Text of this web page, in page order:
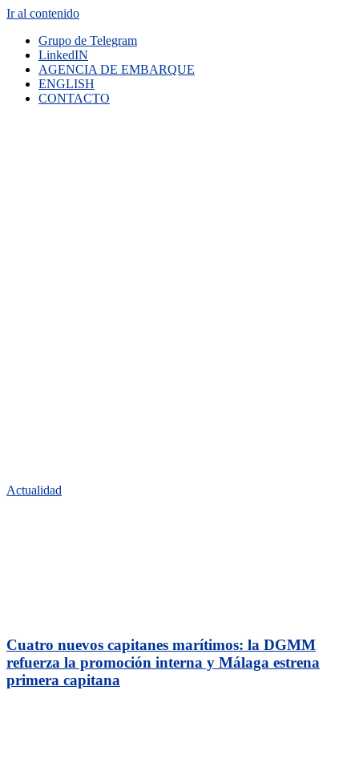
Ir al contenido
Grupo de Telegram
LinkedIN
AGENCIA DE EMBARQUE
ENGLISH
CONTACTO
Actualidad
Cuatro nuevos capitanes marítimos: la DGMM
refuerza la promoción interna y Málaga estrena
primera capitana